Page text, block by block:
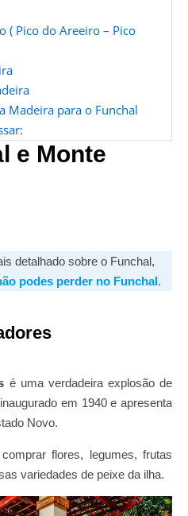
( Pico do Areeiro – Pico
Madeira para o Funchal
e Monte
detalhado sobre o Funchal,
podes perder no Funchal.
é uma verdadeira explosão de
em 1940 e apresenta
Novo.
flores, legumes, frutas
variedades de peixe da ilha.